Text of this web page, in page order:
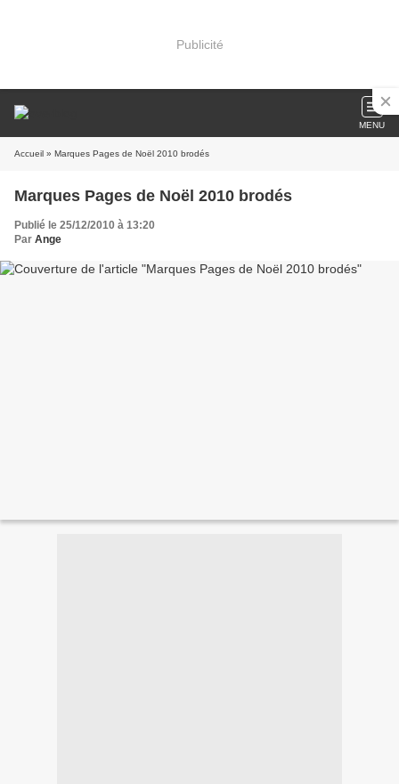
Publicité
MENU
Accueil » Marques Pages de Noël 2010 brodés
Marques Pages de Noël 2010 brodés
Publié le 25/12/2010 à 13:20
Par Ange